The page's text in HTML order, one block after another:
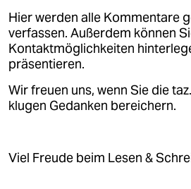
Hier werden alle Kommentare
verfassen. Außerdem können
Kontaktmöglichkeiten
präsentieren.
Wir freuen uns, wenn Sie die
klugen Gedanken bereichern.
Viel Freude beim Lesen &